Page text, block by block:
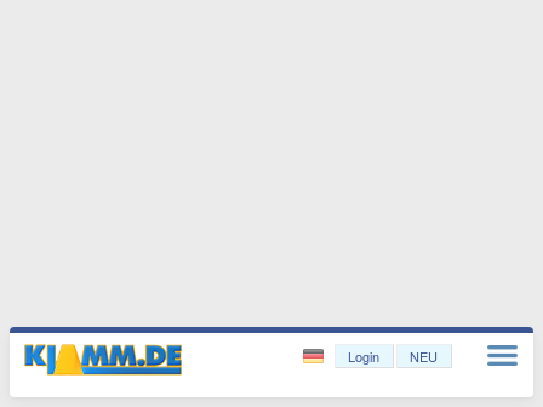
Login NEU